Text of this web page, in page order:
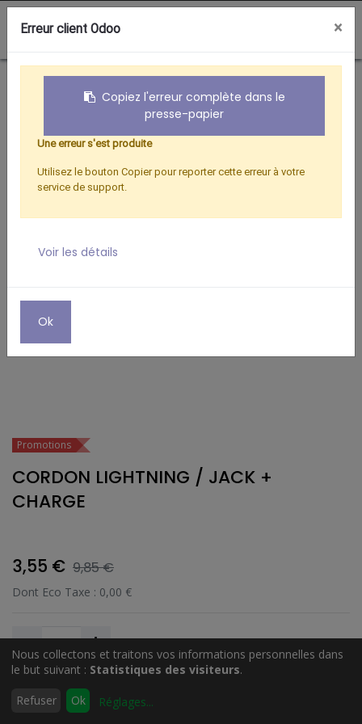
Rechercher
0
Boutique CORDON LIGHTNING / JACK + CHARGE
Promotions
CORDON LIGHTNING / JACK +
CHARGE
3,55 € 9,85€
Dont Eco Taxe : 0,00 €
Nous collectons et traitons vos informations personnelles dans
le but suivant : Statistiques des visiteurs.
Refuser Ok Réglages...
Erreur client Odoo ×
Copiez l'erreur complète dans le
presse-papier
Une erreur s'est produite
Utilisez le bouton Copier pour reporter cette erreur à votre
service de support.
Voir les détails
Ok